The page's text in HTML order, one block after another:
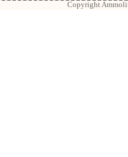
Copyright